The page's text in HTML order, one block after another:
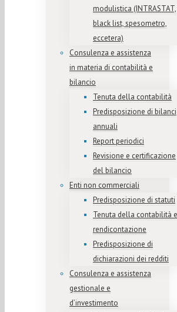
modulistica (INTRASTAT,
black list, spesometro,
eccetera)
Consulenza e assistenza
in materia di contabilità e
bilancio
Tenuta della contabilità
Predisposizione di bilanci
annuali
Report periodici
Revisione e certificazione
del bilancio
Enti non commerciali
Predisposizione di statuti
Tenuta della contabilità e
rendicontazione
Predisposizione di
dichiarazioni dei redditi
Consulenza e assistenza
gestionale e
d’investimento